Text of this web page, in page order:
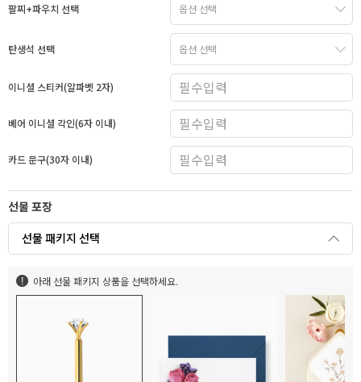
팔찌+파우치 선택
탄생석 선택
이니셜 스티커(알파벳 2자)
베어 이니셜 각인(6자 이내)
카드 문구(30자 이내)
선물 포장
선물 패키지 선택
아래 선물 패키지 상품을 선택하세요.